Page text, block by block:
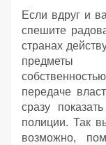
Если вдруг и
спешите
странах
предметы
передаче
сразу
полиции. Так
возможно,